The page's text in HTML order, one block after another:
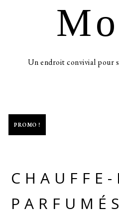
Un endroit convivial pour
PROMO !
-50%
CHAUFFE-
PARFUMÉS